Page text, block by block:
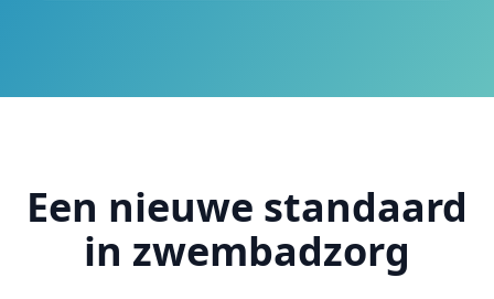
Een nieuwe standaard
in zwembadzorg